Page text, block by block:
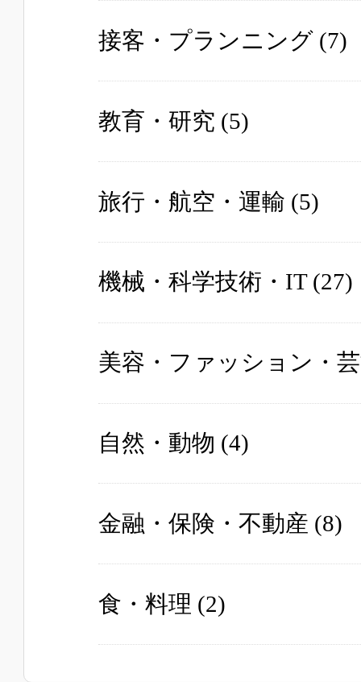
接客・プランニング (7)
教育・研究 (5)
旅行・航空・運輸 (5)
機械・科学技術・IT(27)
美容・ファッション・
自然・動物 (4)
金融・保険・不動産 (8)
食・料理 (2)